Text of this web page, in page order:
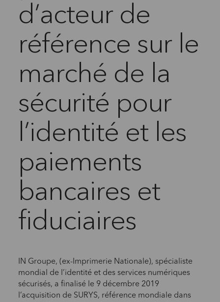
d’acteur de
référence sur le
marché de la
sécurité pour
l’identité et les
paiements
bancaires et
fiduciaires
IN Groupe, (ex-Imprimerie Nationale), spécialiste
mondial de l’identité et des services numériques
sécurisés, a finalisé le 9 décembre 2019
l’acquisition de SURYS, référence mondiale dans